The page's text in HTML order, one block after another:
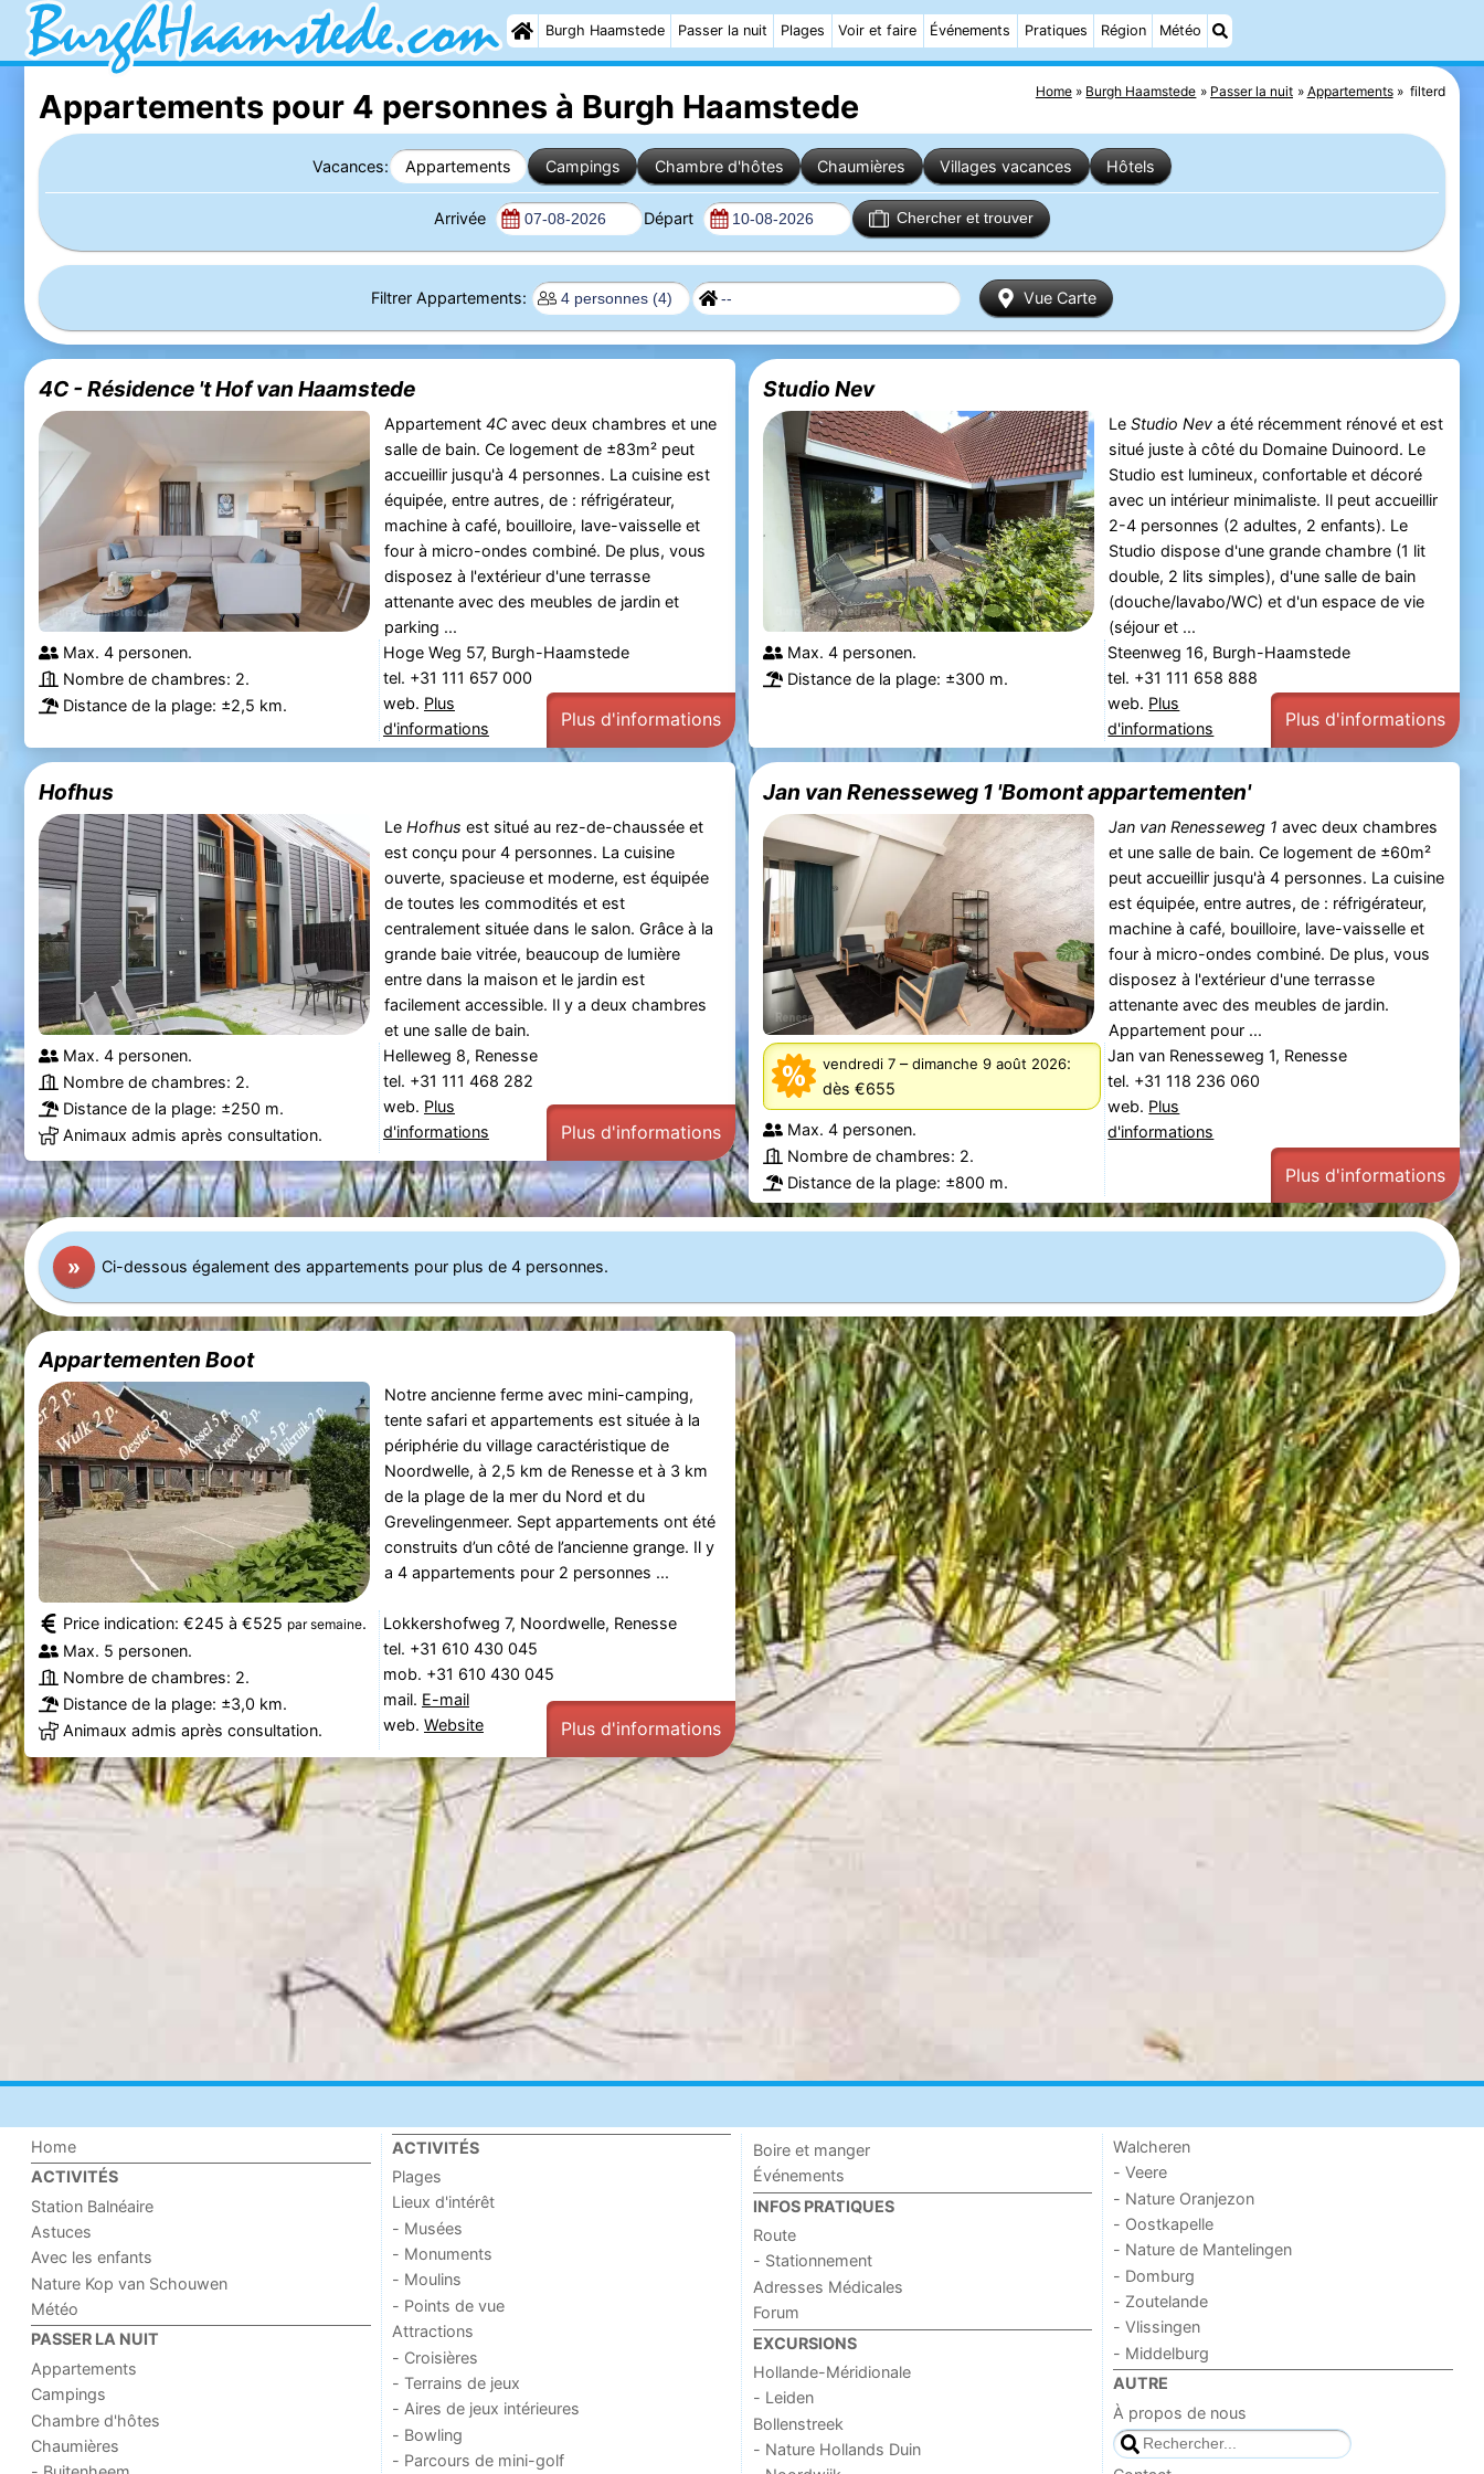
Burgh Haamstede Passer la nuit Plages Voir et faire Événements Pratiques Région Météo
Home Burgh Haamstede Passer la nuit Appartements filterd
Appartements pour 4 personnes à Burgh Haamstede
Vacances: Appartements Campings Chambre d'hôtes Chaumières Villages vacances Hôtels
Arrivée Départ Chercher et trouver
Filtrer Appartements: Vue Carte
4C - Résidence 't Hof van Haamstede
Appartement 4Cavec deux chambres et une
salle de bain. Ce logement de ±83m² peut
accueillir jusqu'à 4 personnes. La cuisine est
équipée, entre autres, de : réfrigérateur,
machine à café, bouilloire, lave-vaisselle et
four à micro-ondes combiné. De plus, vous
disposez à l'extérieur d'une terrasse
attenante avec des meubles de jardin et
parking ...
Max. 4 personen.
Nombre de chambres: 2.
Distance de la plage: ±2,5 km.
Hoge Weg 57, Burgh-Haamstede
tel. +31 111 657 000
web. Plus
d'informations
Plus d'informations
Studio Nev
Le Studio Neva été récemment rénové et est
situé juste à côté du Domaine Duinoord. Le
Studio est lumineux, confortable et décoré
avec un intérieur minimaliste. Il peut accueillir
2-4 personnes (2 adultes, 2 enfants). Le
Studio dispose d'une grande chambre (1 lit
double, 2 lits simples), d'une salle de bain
(douche/lavabo/WC) et d'un espace de vie
(séjour et ...
Max. 4 personen.
Distance de la plage: ±300 m.
Steenweg 16, Burgh-Haamstede
tel. +31 111 658 888
web. Plus
d'informations
Plus d'informations
Hofhus
Le Hofhus est situé au rez-de-chaussée et
est conçu pour 4 personnes. La cuisine
ouverte, spacieuse et moderne, est équipée
de toutes les commodités et est
centralement située dans le salon. Grâce à la
grande baie vitrée, beaucoup de lumière
entre dans la maison et le jardin est
facilement accessible. Il y a deux chambres
et une salle de bain.
Max. 4 personen.
Nombre de chambres: 2.
Distance de la plage: ±250 m.
Animaux admis après consultation.
Helleweg 8, Renesse
tel. +31 111 468 282
web. Plus
d'informations
Plus d'informations
Jan van Renesseweg 1 'Bomont appartementen'
Jan van Renesseweg 1 avec deux chambres
et une salle de bain. Ce logement de ±60m²
peut accueillir jusqu'à 4 personnes. La cuisine
est équipée, entre autres, de : réfrigérateur,
machine à café, bouilloire, lave-vaisselle et
four à micro-ondes combiné. De plus, vous
disposez à l'extérieur d'une terrasse
attenante avec des meubles de jardin.
Appartement pour ...
vendredi 7– dimanche 9 août 2026:
dès €655
Max. 4 personen.
Nombre de chambres: 2.
Distance de la plage: ±800 m.
Jan van Renesseweg 1, Renesse
tel. +31 118 236 060
web. Plus
d'informations
Plus d'informations
» Ci-dessous également des appartements pour plus de 4 personnes.
Appartementen Boot
Notre ancienne ferme avec mini-camping,
tente safari et appartements est située à la
périphérie du village caractéristique de
Noordwelle, à 2,5 km de Renesse et à 3 km
de la plage de la mer du Nord et du
Grevelingenmeer. Sept appartements ont été
construits d’un côté de l’ancienne grange. Il y
a 4 appartements pour 2 personnes ...
Price indication: €245 à €525 par semaine.
Max. 5 personen.
Nombre de chambres: 2.
Distance de la plage: ±3,0 km.
Animaux admis après consultation.
Lokkershofweg 7, Noordwelle, Renesse
tel. +31 610 430 045
mob. +31 610 430 045
mail. E-mail
web. Website Plus d'informations
Home
ACTIVITÉS
Station Balnéaire
Astuces
Avec les enfants
Nature Kop van Schouwen
Météo
PASSER LA NUIT
Appartements
Campings
Chambre d'hôtes
Chaumières
ACTIVITÉS
Plages
Lieux d'intérêt
- Musées
- Monuments
- Moulins
- Points de vue
Attractions
- Croisières
- Terrains de jeux
- Aires de jeux intérieures
- Bowling
- Parcours de mini-golf
Boire et manger
Événements
INFOS PRATIQUES
Route
- Stationnement
Adresses Médicales
Forum
EXCURSIONS
Hollande-Méridionale
- Leiden
Bollenstreek
- Nature Hollands Duin
Walcheren
- Veere
- Nature Oranjezon
- Oostkapelle
- Nature de Mantelingen
- Domburg
- Zoutelande
- Vlissingen
- Middelburg
AUTRE
À propos de nous